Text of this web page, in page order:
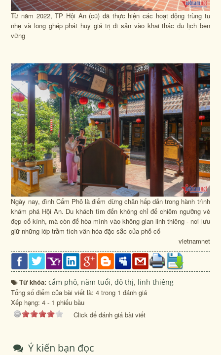
Từ năm 2022, TP Hội An (cũ) đã thực hiện các hoạt động trùng tu
nhẹ và lồng ghép phát huy giá trị di sản vào khai thác du lịch bền
vững
Ngày nay, đình Cẩm Phô là điểm dừng chân hấp dẫn trong hành trình
khám phá Hội An. Du khách tìm đến không chỉ để chiêm ngưỡng vẻ
đẹp cổ kính, mà còn để hòa mình vào không gian linh thiêng - nơi lưu
giữ những lớp trầm tích văn hóa đặc sắc của phố cổ
vietnamnet
Từ khóa:cẩm phô, năm tuổi,đô thị, linh thiêng
Tổng số điểm của bài viết là: 4 trong 1 đánh giá
Xếp hạng:4 - 1 phiếu bầu
Click để đánh giá bài viết
Ý kiến bạn đọc